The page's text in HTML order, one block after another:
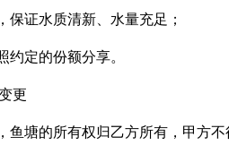
保证水质清新、水量充足；
约定的份额分享。
更
鱼塘的所有权归乙方所有，甲方不